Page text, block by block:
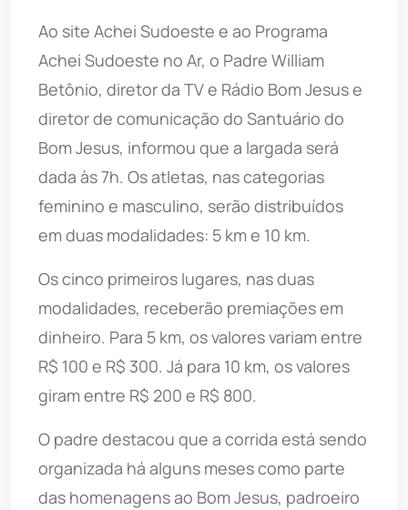
Ao site Achei Sudoeste e ao Programa
Achei Sudoeste no Ar, o Padre William
Betônio, diretor da TV e Rádio Bom Jesus e
diretor de comunicação do Santuário do
Bom Jesus, informou que a largada será
dada às 7h. Os atletas, nas categorias
feminino e masculino, serão distribuídos
em duas modalidades: 5 km e 10 km.
Os cinco primeiros lugares, nas duas
modalidades, receberão premiações em
dinheiro. Para 5 km, os valores variam entre
R$ 100 e R$ 300. Já para 10 km, os valores
giram entre R$ 200 e R$ 800.
O padre destacou que a corrida está sendo
organizada há alguns meses como parte
das homenagens ao Bom Jesus, padroeiro